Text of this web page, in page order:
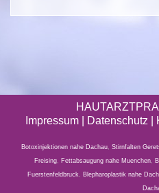
Impressum
Datenschutz |
Botoxinjektionen nahe Dachau, Stirnfalten
Freising, Fettabsaugung nahe Muenchen,
Fuerstenfeldbruck, Blepharoplastik nahe